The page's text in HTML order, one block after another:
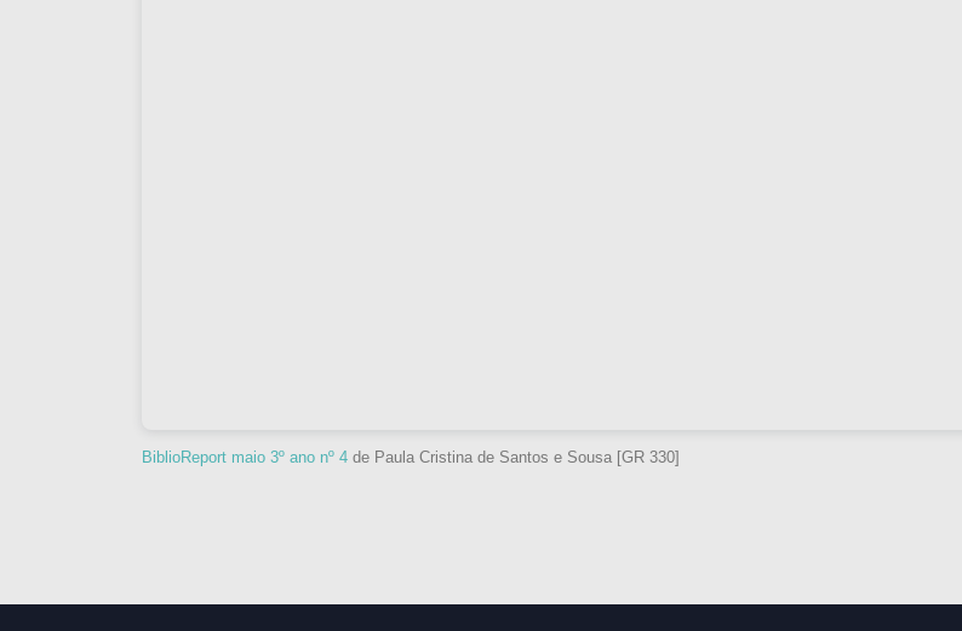
BiblioReport maio 3º ano nº 4 de Paula Cristina de Santos e Sousa [GR 330]